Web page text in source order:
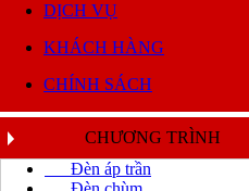
DỊCH VỤ
KHÁCH HÀNG
CHÍNH SÁCH
CHƯƠNG TRÌNH
Đèn áp trần